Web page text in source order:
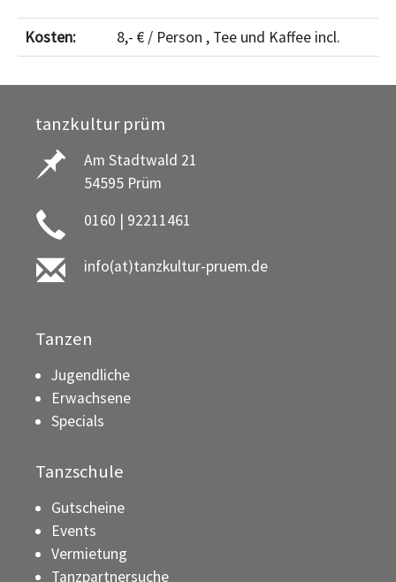
Kosten: 8,- € / Person , Tee und Kaffee incl.
tanzkultur prüm
Am Stadtwald 21
54595 Prüm
0160 | 92211461
info(at)tanzkultur-pruem.de
Tanzen
Jugendliche
Erwachsene
Specials
Tanzschule
Gutscheine
Events
Vermietung
Tanzpartnersuche